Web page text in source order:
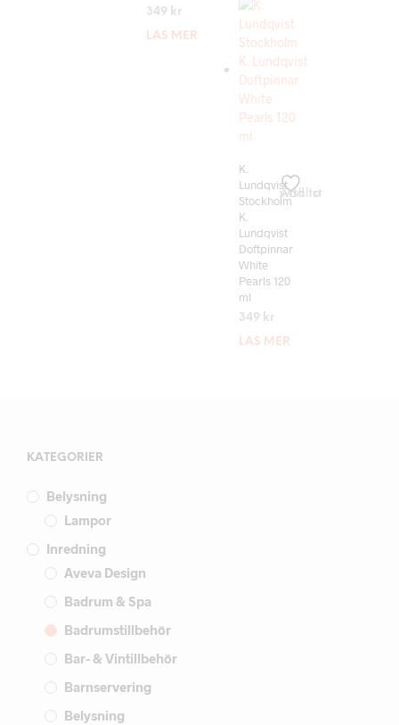
349 kr
LÄS MER
Add to wishlist
K.
Lundqvist
Stockholm
K.
Lundqvist
Doftpinnar
White
Pearls 120
ml
349 kr
LÄS MER
KATEGORIER
Belysning
Lampor
Inredning
Aveva Design
Badrum & Spa
Badrumstillbehör
Bar- & Vintillbehör
Barnservering
Belysning